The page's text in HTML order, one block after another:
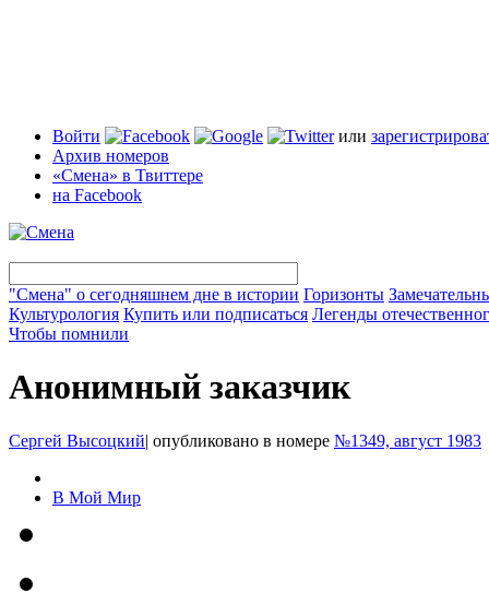
Войти или
Архив номеров
«Смена» в Твиттере
на Facebook
"Смена" о сегодняшнем дне в истории Горизонты
Культурология Купить или подписаться Легенды
Чтобы помнили
Анонимный заказчик
Сергей Высоцкий| опубликовано в номере №1349, август 1983
В Мой Мир